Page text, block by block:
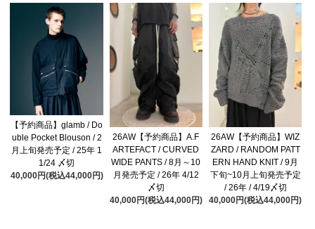
【予約商品】glamb / Do
uble Pocket Blouson / 2
月上旬発売予定 / 25年 1
1/24 〆切
40,000円(税込44,000円)
26AW【予約商品】A.F
ARTEFACT / CURVED
WIDE PANTS / 8月～10
月発売予定 / 26年 4/12
〆切
40,000円(税込44,000円)
26AW【予約商品】WIZ
ZARD / RANDOM PATT
ERN HAND KNIT / 9月
下旬~10月上旬発売予定
/ 26年 / 4/19〆切
40,000円(税込44,000円)